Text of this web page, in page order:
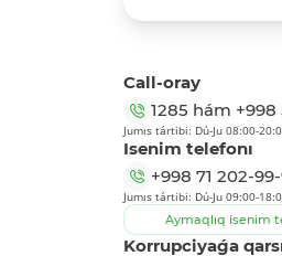
Call-oray
1285 hám +998
Jumıs tártibi: Dú-Ju 08:00-
Isenim telefonı
+998 71 202-
Jumıs tártibi: Dú-Ju 09:00-
Aymaqlıq isenim
Korrupciyaǵa